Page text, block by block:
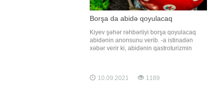
Borşa da abidə qoyulacaq
Kiyev şəhər rəhbərliyi borşa qoyulacaq
abidənin anonsunu verib. -a istinadən
xəbər verir ki, abidənin qastroturizmin
sürüb. O, Ukraynada duzlu xiyara, qarpıza,
10.09.2021 1189